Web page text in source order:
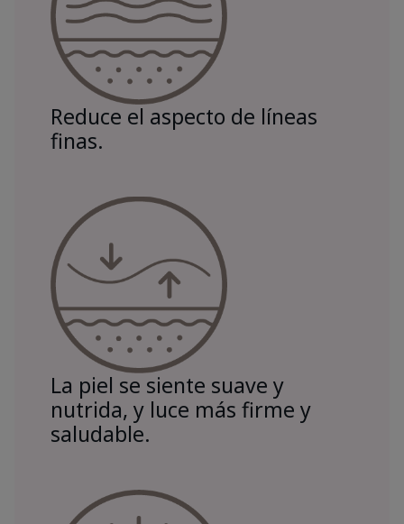
Reduce el aspecto de líneas
finas.
La piel se siente suave y
nutrida, y luce más firme y
saludable.